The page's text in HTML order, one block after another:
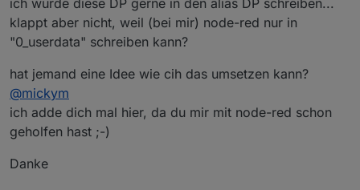
ich würde diese DP gerne in den alias DP schreiben...
klappt aber nicht, weil (bei mir) node-red nur in
"0_userdata" schreiben kann?
hat jemand eine Idee wie cih das umsetzen kann?
@mickym
ich adde dich mal hier, da du mir mit node-red schon
geholfen hast ;-)
Danke